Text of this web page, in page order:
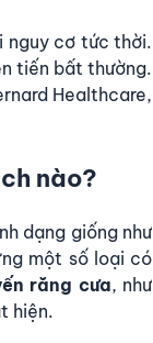
nguy cơ tức thời.
tiến bất thường.
Healthcare,
nào?
dạng giống như
một số loại có
răng cưa, như
hiện.